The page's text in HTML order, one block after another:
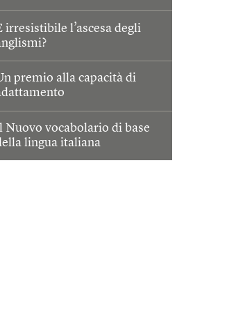
irresistibile l’ascesa degli
premio alla capacità di
Nuovo vocabolario di base
lingua italiana